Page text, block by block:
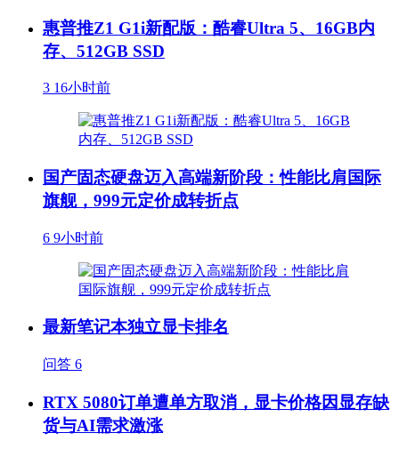
惠普推Z1 G1i新配版：酷睿Ultra 5、16GB内
存、512GB SSD
3 16小时前
国产固态硬盘迈入高端新阶段：性能比肩国际
旗舰，999元定价成转折点
6 9小时前
最新笔记本独立显卡排名
问答 6
RTX 5080订单遭单方取消，显卡价格因显存缺
货与AI需求激涨